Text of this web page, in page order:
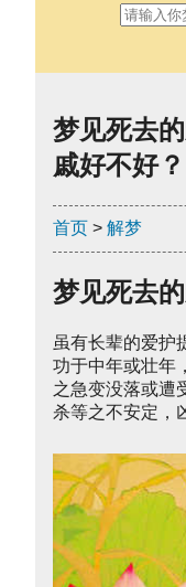
梦见死去
戚好不好？
首页 > 解梦
梦见死去
虽有长辈的爱护
功于中年或壮年
之急变没落或遭
杀等之不安定，